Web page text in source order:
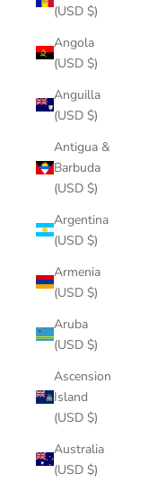
(USD $)
Angola
(USD $)
Anguilla
(USD $)
Antigua &
Barbuda
(USD $)
Argentina
(USD $)
Armenia
(USD $)
Aruba
(USD $)
Ascension
Island
(USD $)
Australia
(USD $)